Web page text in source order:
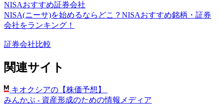
NISAおすすめ証券会社
NISA(ニーサ)を始めるならどこ？NISAおすすめ銘柄・証券
会社をランキング！
証券会社比較
関連サイト
キオクシアの【株価予想】
みんかぶ - 資産形成のための情報メディア